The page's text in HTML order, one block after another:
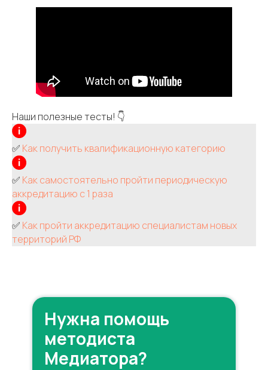
Наши полезные тесты! 👇
✅ Как получить квалификационную категорию
✅ Как самостоятельно пройти периодическую
аккредитацию с 1 раза
✅ Как пройти аккредитацию специалистам новых
территорий РФ
Нужна помощь
методиста
Медиатора?